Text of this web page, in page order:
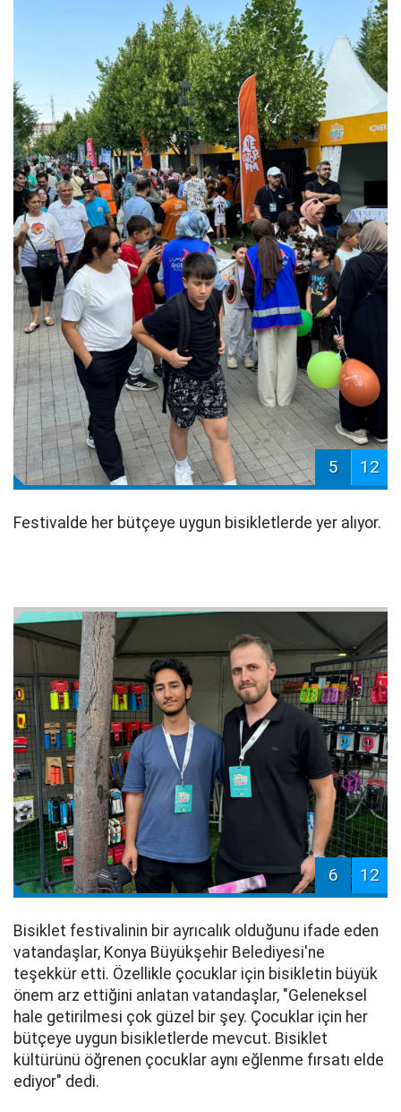
5 12
Festivalde her bütçeye uygun bisikletlerde yer alıyor.
6 12
Bisiklet festivalinin bir ayrıcalık olduğunu ifade eden
vatandaşlar, Konya Büyükşehir Belediyesi'ne
teşekkür etti. Özellikle çocuklar için bisikletin büyük
önem arz ettiğini anlatan vatandaşlar, "Geleneksel
hale getirilmesi çok güzel bir şey. Çocuklar için her
bütçeye uygun bisikletlerde mevcut. Bisiklet
kültürünü öğrenen çocuklar aynı eğlenme fırsatı elde
ediyor" dedi.